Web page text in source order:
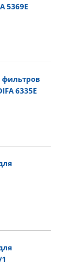
5369E
6335E